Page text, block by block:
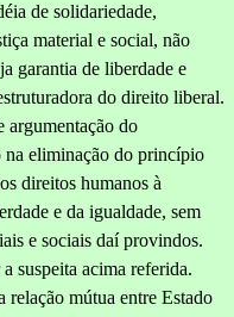
de solidariedade,
ma­terial e social, não
ga­rantia de liberdade e
do direito liberal.
argumentação do
eliminação do princípio
direitos humanos à
e da igualdade, sem
e sociais daí pro­vindos.
suspeita acima referida.
relação mútua entre Estado